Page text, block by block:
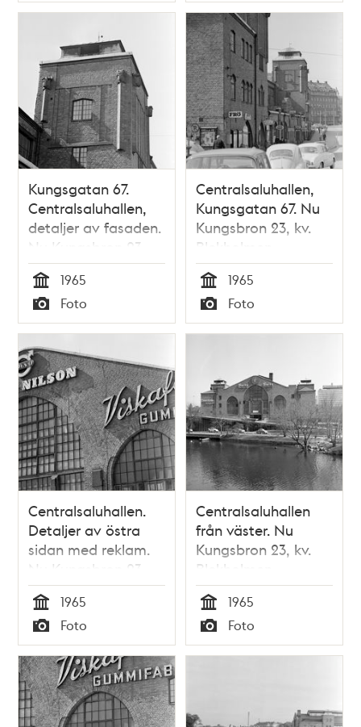
Kungsgatan 67.
Centralsaluhallen,
detaljer av fasaden.
Nu Kungsbron 23,
kv. Blekholmen
Tid
1965
Typ
Foto
Centralsaluhallen,
Kungsgatan 67. Nu
Kungsbron 23, kv.
Blekholmen
Tid
1965
Typ
Foto
Centralsaluhallen.
Detaljer av östra
sidan med reklam.
Nu Kungsbron 23,
kv. Blekholmen
Tid
1965
Typ
Foto
Centralsaluhallen
från väster. Nu
Kungsbron 23, kv.
Blekholmen
Tid
1965
Typ
Foto